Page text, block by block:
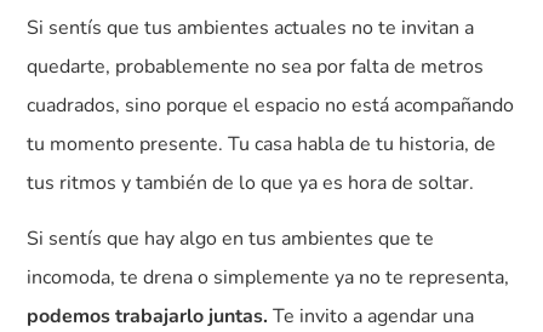
Si sentís que tus ambientes actuales no te invitan a
quedarte, probablemente no sea por falta de metros
cuadrados, sino porque el espacio no está acompañando
tu momento presente. Tu casa habla de tu historia, de
tus ritmos y también de lo que ya es hora de soltar.
Si sentís que hay algo en tus ambientes que te
incomoda, te drena o simplemente ya no te representa,
podemos trabajarlo juntas. Te invito a agendar una